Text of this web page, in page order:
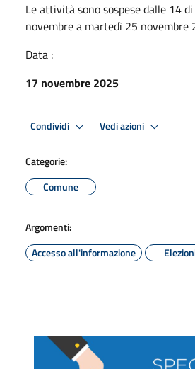
Le attività sono sospese dalle 14
novembre a martedì 25 novembre
Data :
17 novembre 2025
Condividi Vedi azioni
Categorie:
Comune
Argomenti:
Accesso all'informazione